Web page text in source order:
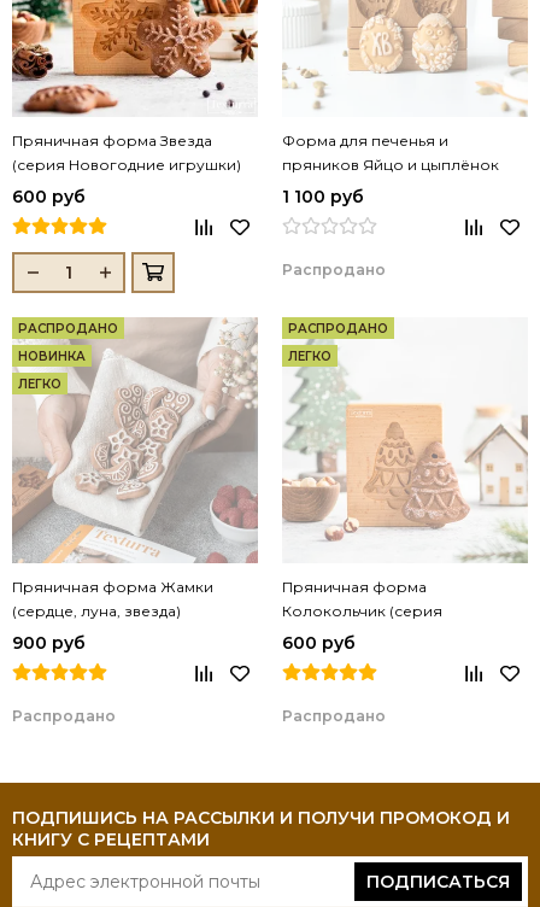
Пряничная форма Звезда
(серия Новогодние игрушки)
600 руб
Форма для печенья и
пряников Яйцо и цыплёнок
1 100 руб
Распродано
РАСПРОДАНО
НОВИНКА
ЛЕГКО
Пряничная форма Жамки
(сердце, луна, звезда)
900 руб
Распродано
РАСПРОДАНО
ЛЕГКО
Пряничная форма
Колокольчик (серия
Новогодние игрушки)
600 руб
Распродано
ПОДПИШИСЬ НА РАССЫЛКИ И ПОЛУЧИ ПРОМОКОД И
КНИГУ С РЕЦЕПТАМИ
ПОДПИСАТЬСЯ